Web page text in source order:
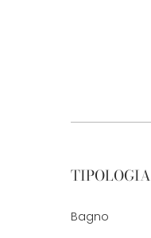
TIPOLOGIA
Bagno